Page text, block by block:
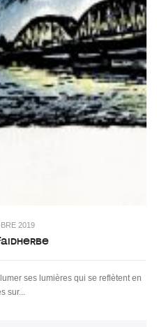
2019
ses lumières qui se reflètent en
sur...